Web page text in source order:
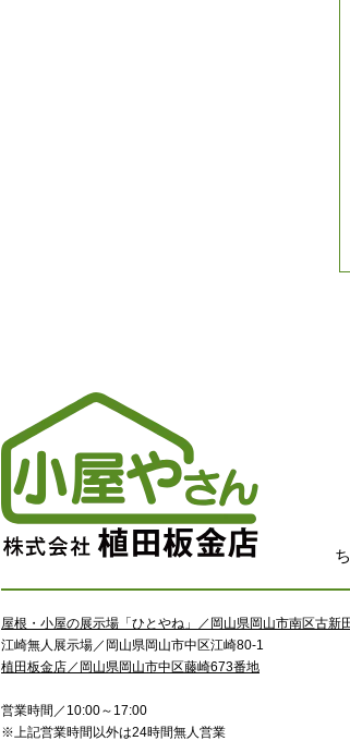
屋根・小屋の展示場「ひとやね」／岡山県岡山市南区古新
江崎無人展示場／岡山県岡山市中区江崎80-1
植田板金店／岡山県岡山市中区藤崎673番地
営業時間／10:00～17:00
※上記営業時間以外は24時間無人営業